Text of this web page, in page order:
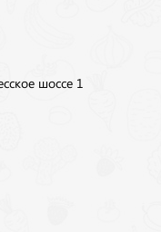
шоссе 1